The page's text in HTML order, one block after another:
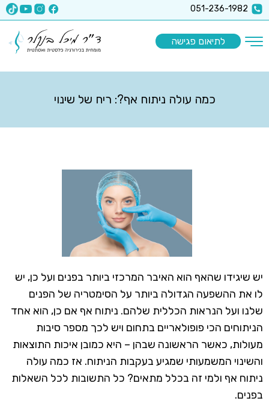
x-api-key":"6512a67ea5f63b3ec1a8b9e9
051-236-1982
לתיאום פגישה
כמה עולה ניתוח אף?: ריח של שינוי
יש שיגידו שהאף הוא האיבר המרכזי ביותר בפנים ועל כן, יש
לו את ההשפעה הגדולה ביותר על הסימטריה של הפנים
שלנו ועל הנראות הכללית שלהם. ניתוח אף אם כן, הוא אחד
הניתוחים הכי פופולאריים בתחום ויש לכך מספר סיבות
מעולות, כאשר הראשונה שבהן – היא כמובן איכות התוצאות
והשינוי המשמעותי שמגיע בעקבות הניתוח. אז כמה עולה
ניתוח אף ולמי זה בכלל מתאים? כל התשובות לכל השאלות
בפנים.